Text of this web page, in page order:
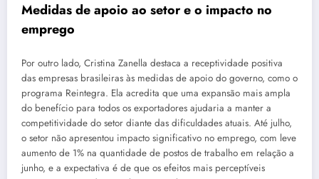
Medidas de apoio ao setor e o impacto no
emprego
Por outro lado, Cristina Zanella destaca a receptividade positiva
das empresas brasileiras às medidas de apoio do governo, como o
programa Reintegra. Ela acredita que uma expansão mais ampla
do benefício para todos os exportadores ajudaria a manter a
competitividade do setor diante das dificuldades atuais. Até julho,
o setor não apresentou impacto significativo no emprego, com leve
aumento de 1% na quantidade de postos de trabalho em relação a
junho, e a expectativa é de que os efeitos mais perceptíveis